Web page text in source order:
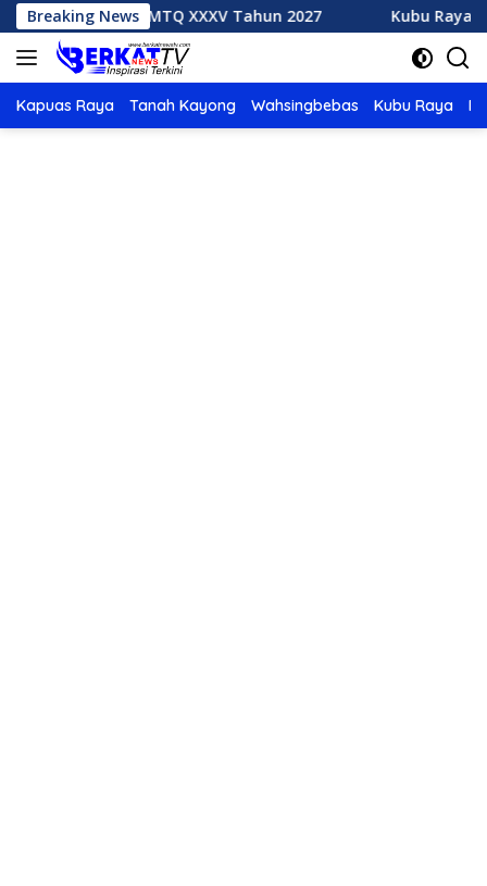
Langsung
ke
konten
Breaking News
Rumah MTQ XXXV Tahun 2027 Kubu Raya Juara
Kapuas Raya Tanah Kayong Wahsingbebas Kubu Raya